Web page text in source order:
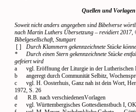
Quellen und Vorlagen
Soweit nicht anders angegeben sind Bibelverse
nach Martin Luthers Übersetzung – revidiert 2017,
Bibelgesellschaft, Stuttgart
[ ]
Durch Klammern gekennzeichnete Stücke
*
Durch einen Stern gekennzeichnete Stücke
gefeiert wird
a
vgl. Eröffnung der Liturgie in der Lutherischen
b
angeregt durch Communität Selbitz,
c
vgl. H. Oosterhuis, Ganz nah ist dein Wort,
1972, S. 26
d
R.B. nach verschiedenenVorlagen
e
vgl. Württembergisches Gottesdienstbuch I,